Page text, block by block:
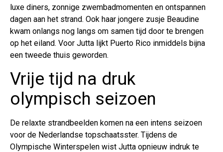
luxe diners, zonnige zwembadmomenten en ontspannen
dagen aan het strand. Ook haar jongere zusje Beaudine
kwam onlangs nog langs om samen tijd door te brengen
op het eiland. Voor Jutta lijkt Puerto Rico inmiddels bijna
een tweede thuis geworden.
Vrije tijd na druk
olympisch seizoen
De relaxte strandbeelden komen na een intens seizoen
voor de Nederlandse topschaatsster. Tijdens de
Olympische Winterspelen wist Jutta opnieuw indruk te